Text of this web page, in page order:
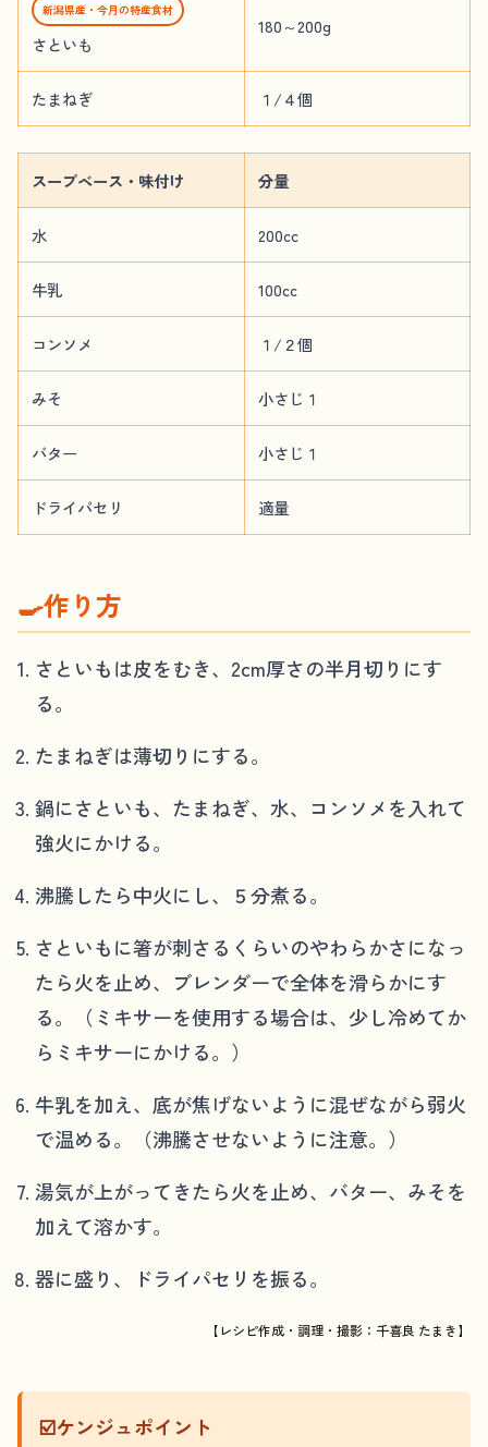
新潟県産・今月の特産食材
さといも
180～200g
たまねぎ １/４個
スープベース・味付け 分量
水 200cc
牛乳 100cc
コンソメ １/２個
みそ 小さじ１
バター 小さじ１
ドライパセリ 適量
🍳作り方
さといもは皮をむき、2cm厚さの半月切りにす
る。
たまねぎは薄切りにする。
鍋にさといも、たまねぎ、水、コンソメを入れて
強火にかける。
沸騰したら中火にし、５分煮る。
さといもに箸が刺さるくらいのやわらかさになっ
たら火を止め、ブレンダーで全体を滑らかにす
る。（ミキサーを使用する場合は、少し冷めてか
らミキサーにかける。）
牛乳を加え、底が焦げないように混ぜながら弱火
で温める。（沸騰させないように注意。）
湯気が上がってきたら火を止め、バター、みそを
加えて溶かす。
器に盛り、ドライパセリを振る。
【レシピ作成・調理・撮影：千喜良 たまき】
☑️ケンジュポイント